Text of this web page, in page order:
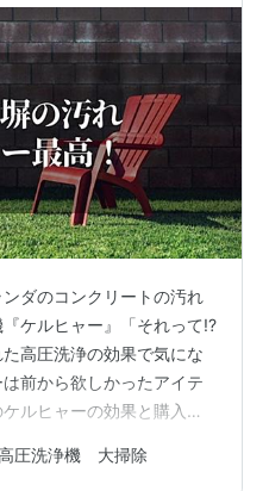
ダのコンクリートの汚れ
ケルヒャー』「それって!?
高圧洗浄の効果で気にな
前から欲しかったアイテ
ルヒャーの効果と購入か
さいね。 ブロック塀の汚
圧洗浄機 大掃除